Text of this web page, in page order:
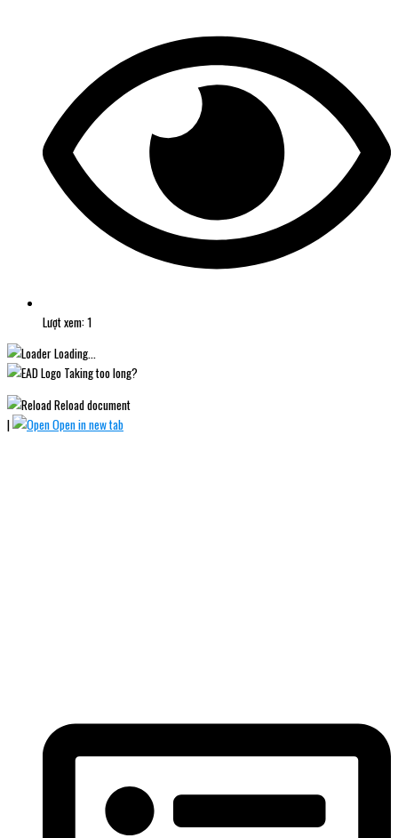
Lượt xem: 1
Loading...
Taking too long?
Reload document
|
Open in new tab